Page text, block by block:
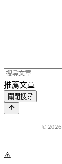
推薦文章
關閉搜尋
© 2026
⚠️